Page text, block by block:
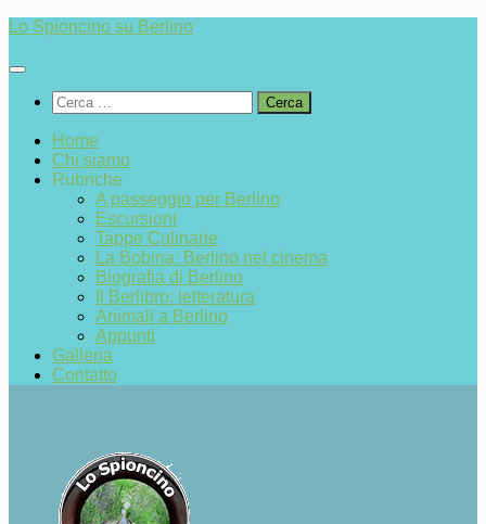
Salta
contenuto
Lo Spioncino su Berlino
Ricerca
per:
Home
Chi siamo
Rubriche
A passeggio per Berlino
Escursioni
Tappe Culinarie
La Bobina: Berlino nel cinema
Biografia di Berlino
Il Berlibro: letteratura
Animali a Berlino
Appunti
Galleria
Contatto